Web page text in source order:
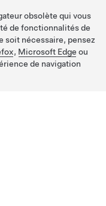
obsolète qui vous
de fonctionnalités de
soit nécessaire, pensez
, Microsoft Edge ou
de navigation